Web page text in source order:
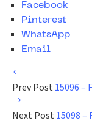
Facebook
Pinterest
WhatsApp
Email
Prev Post 15096 –
Next Post 15098 –